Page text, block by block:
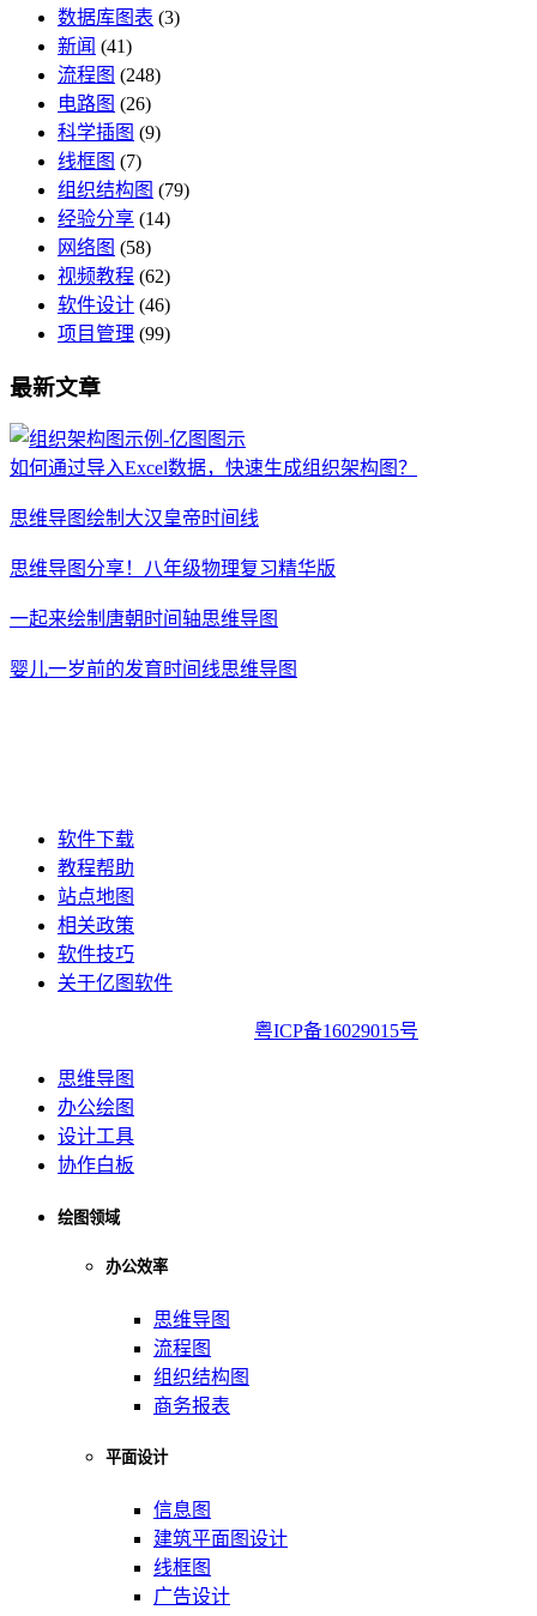
数据库图表 (3)
新闻 (41)
流程图 (248)
电路图 (26)
科学插图 (9)
线框图 (7)
组织结构图 (79)
经验分享 (14)
网络图 (58)
视频教程 (62)
软件设计 (46)
项目管理 (99)
最新文章
如何通过导入Excel数据，快速生成组织架构图？
思维导图绘制大汉皇帝时间线
思维导图分享！八年级物理复习精华版
一起来绘制唐朝时间轴思维导图
婴儿一岁前的发育时间线思维导图
软件下载
教程帮助
站点地图
相关政策
软件技巧
关于亿图软件
粤ICP备16029015号
思维导图
办公绘图
设计工具
协作白板
绘图领域
办公效率
思维导图
流程图
组织结构图
商务报表
平面设计
信息图
建筑平面图设计
线框图
广告设计